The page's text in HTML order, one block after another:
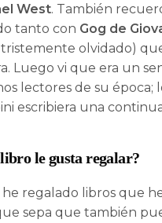
West. También
tanto con Gog de
tristemente olvidado)
Luego vi que era un
lectores de su época;
escribiera una
le gusta regalar?
regalado libros que
sepa que también